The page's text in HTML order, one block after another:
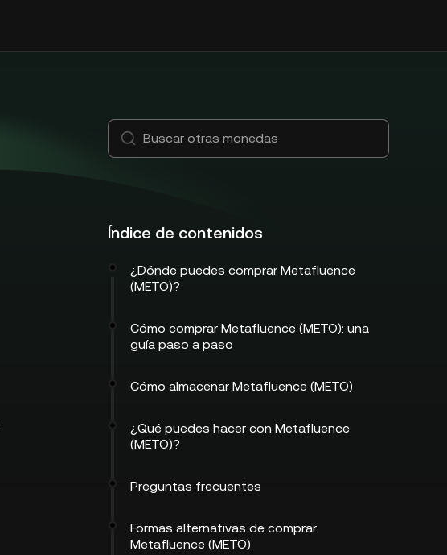
Índice de contenidos
¿Dónde puedes comprar Metafluence
(METO)?
Cómo comprar Metafluence (METO): una
guía paso a paso
Cómo almacenar Metafluence (METO)
¿Qué puedes hacer con Metafluence
(METO)?
Preguntas frecuentes
Formas alternativas de comprar
Metafluence (METO)